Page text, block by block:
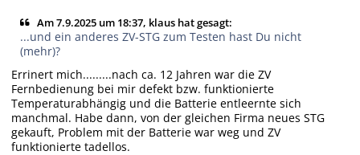
Am 7.9.2025 um 18:37, klaus hat gesagt:
...und ein anderes ZV-STG zum Testen hast Du nicht
(mehr)?
Errinert mich.........nach ca. 12 Jahren war die ZV
Fernbedienung bei mir defekt bzw. funktionierte
Temperaturabhängig und die Batterie entleernte sich
manchmal. Habe dann, von der gleichen Firma neues STG
gekauft, Problem mit der Batterie war weg und ZV
funktionierte tadellos.